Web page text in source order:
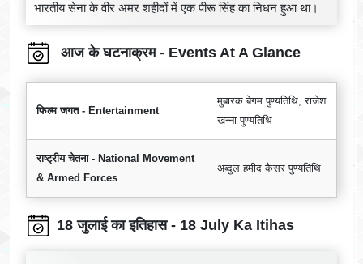
भारतीय सेना के वीर अमर शहीदों में एक पीरू सिंह का निधन हुआ था।
आज के घटनाक्रम - Events At A Glance
फिल्म जगत - Entertainment
मुबारक बेगम पुण्यतिथि, राजेश
खन्ना पुण्यतिथि
राष्ट्रीय चेतना - National Movement
& Armed Forces
अब्दुल हमीद कैसर पुण्यतिथि
18 जुलाई का इतिहास - 18 July Ka Itihas